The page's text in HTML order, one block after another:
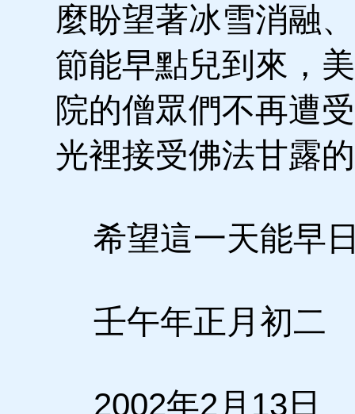
麼盼望著冰雪消融
節能早點兒到來，
院的僧眾們不再遭
光裡接受佛法甘露
希望這一天能早
壬午年正月初二
2002年2月13日